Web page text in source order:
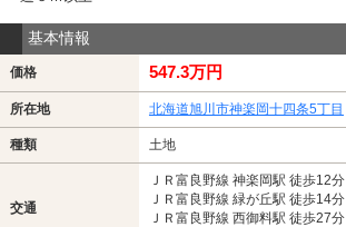
基本情報
価格 547.3万円
所在地 北海道旭川市神楽岡十四条5丁目
種類 土地
交通
ＪＲ富良野線 神楽岡駅 徒歩12分
ＪＲ富良野線 緑が丘駅 徒歩14分
ＪＲ富良野線 西御料駅 徒歩27分